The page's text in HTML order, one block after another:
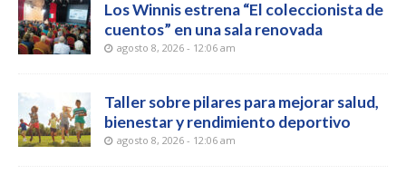
Los Winnis estrena “El coleccionista de
cuentos” en una sala renovada
agosto 8, 2026 - 12:06 am
Taller sobre pilares para mejorar salud,
bienestar y rendimiento deportivo
agosto 8, 2026 - 12:06 am